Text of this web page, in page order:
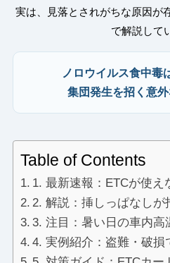
実は、見落とされがちな原因が
で解説して
ノロウイルス食中毒
集団発生を招く意
Table of Contents
1. 最新速報：ETCが使え
2. 解説：挿しっぱなしが
3. 注目：暑い日の車内高
4. 実例紹介：盗難・破損